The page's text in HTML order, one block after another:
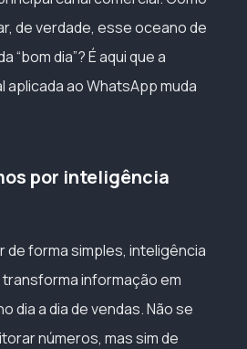
de verdade, esse oceano de
“bom dia”? É aqui que a
ao WhatsApp muda
por inteligência
forma simples, inteligência
informação em
dia a dia de vendas. Não se
números, mas sim de